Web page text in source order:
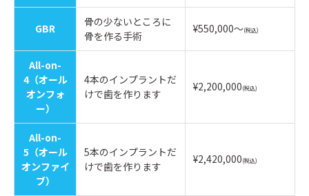
GBR
骨の少ないところに
骨を作る手術
¥550,000～(税込)
All-on-
4（オール
オンフォ
ー）
4本のインプラントだ
けで歯を作ります
¥2,200,000(税込)
All-on-
5（オール
オンファイ
ブ）
5本のインプラントだ
けで歯を作ります
¥2,420,000(税込)